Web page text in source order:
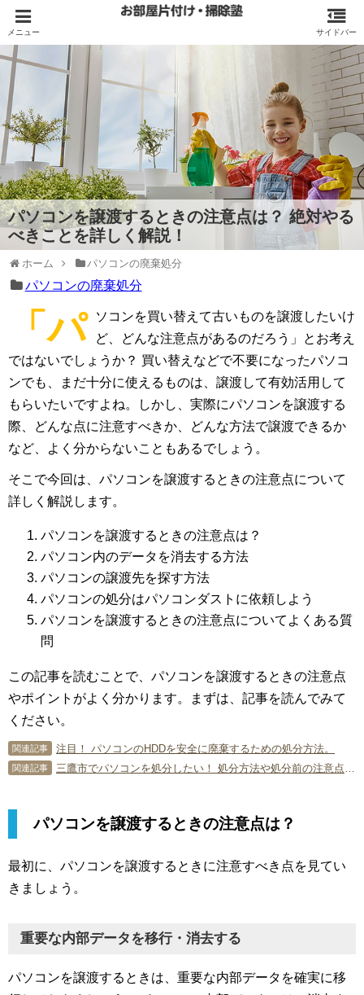
パソコンを譲渡するときの注意点は？ 絶対やる
べきことを詳しく解説！
ホーム パソコンの廃棄処分
パソコンの廃棄処分
「パ
ソコンを買い替えて古いものを譲渡したいけ
ど、どんな注意点があるのだろう」とお考え
ではないでしょうか？ 買い替えなどで不要になったパソコ
ンでも、まだ十分に使えるものは、譲渡して有効活用して
もらいたいですよね。しかし、実際にパソコンを譲渡する
際、どんな点に注意すべきか、どんな方法で譲渡できるか
など、よく分からないこともあるでしょう。
そこで今回は、パソコンを譲渡するときの注意点について
詳しく解説します。
パソコンを譲渡するときの注意点は？
パソコン内のデータを消去する方法
パソコンの譲渡先を探す方法
パソコンの処分はパソコンダストに依頼しよう
パソコンを譲渡するときの注意点についてよくある質
問
この記事を読むことで、パソコンを譲渡するときの注意点
やポイントがよく分かります。まずは、記事を読んでみて
ください。
関連記事 注目！ パソコンのHDDを安全に廃棄するための処分方法。
関連記事
パソコンを譲渡するときの注意点は？
最初に、パソコンを譲渡するときに注意すべき点を見てい
きましょう。
重要な内部データを移行・消去する
パソコンを譲渡するときは、重要な内部データを確実に移